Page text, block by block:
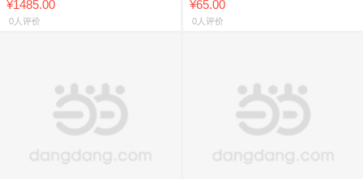
¥1485.00
0人评价
¥65.00
0人评价